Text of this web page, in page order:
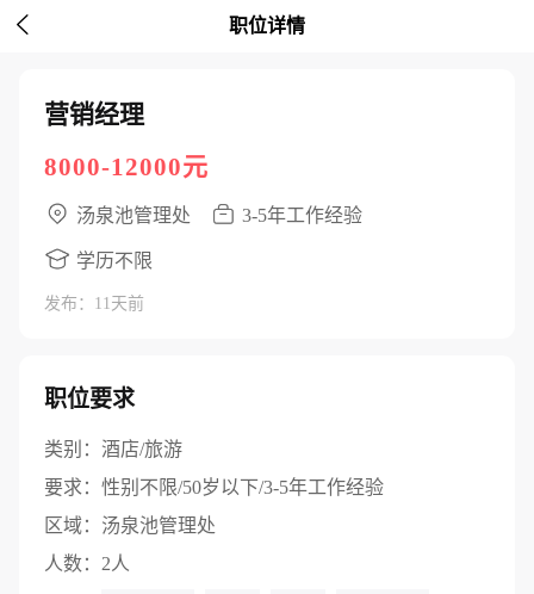
 职位详情
营销经理
8000-12000元
汤泉池管理处 3-5年工作经验
学历不限
发布：11天前
职位要求
类别： 酒店/旅游
要求： 性别不限/50岁以下/3-5年工作经验
区域： 汤泉池管理处
人数： 2人